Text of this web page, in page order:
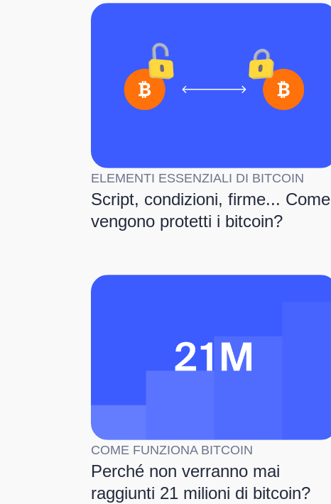
ELEMENTI ESSENZIALI DI BITCOIN
Script, condizioni, firme... Come
vengono protetti i bitcoin?
COME FUNZIONA BITCOIN
Perché non verranno mai
raggiunti 21 milioni di bitcoin?